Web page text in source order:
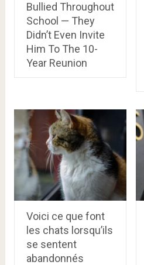
Bullied Throughout
School — They
Didn’t Even Invite
Him To The 10-
Year Reunion
Voici ce que font
les chats lorsqu’ils
se sentent
abandonnés